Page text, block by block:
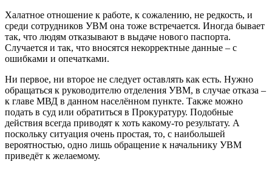
Халатное отношение к работе, к сожалению, не редкость, и
среди сотрудников УВМ она тоже встречается. Иногда бывает
так, что людям отказывают в выдаче нового паспорта.
Случается и так, что вносятся некорректные данные – с
ошибками и опечатками.
Ни первое, ни второе не следует оставлять как есть. Нужно
обращаться к руководителю отделения УВМ, в случае отказа –
к главе МВД в данном населённом пункте. Также можно
подать в суд или обратиться в Прокуратуру. Подобные
действия всегда приводят к хоть какому-то результату. А
поскольку ситуация очень простая, то, с наибольшей
вероятностью, одно лишь обращение к начальнику УВМ
приведёт к желаемому.